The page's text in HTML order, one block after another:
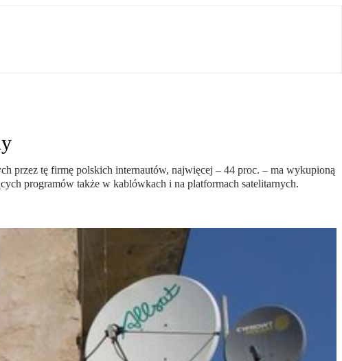
przez tę firmę polskich internautów, najwięcej – 44 proc. – ma wykupioną
programów także w kablówkach i na platformach satelitarnych.